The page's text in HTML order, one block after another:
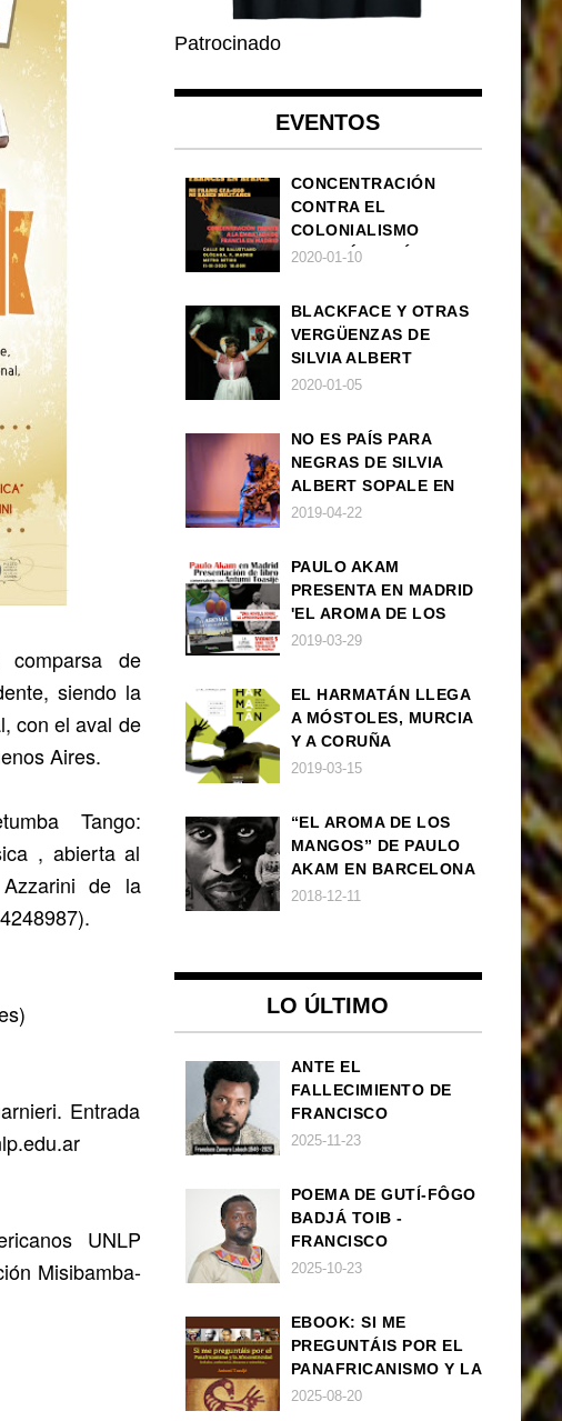
de
siendo la
con el aval de
Aires.
Tango:
, abierta al
de la
Entrada
UNLP
Misibamba-
Patrocinado
EVENTOS
CONCENTRACIÓN
CONTRA EL
COLONIALISMO
FRANCÉS EN ÁFRICA
2020-01-10
BLACKFACE Y OTRAS
VERGÜENZAS DE
SILVIA ALBERT
SOPALE EN MADRID
2020-01-05
NO ES PAÍS PARA
NEGRAS DE SILVIA
ALBERT SOPALE EN
BARCELONA
2019-04-22
PAULO AKAM
PRESENTA EN MADRID
'EL AROMA DE LOS
MANGOS', UNA
AFRODESCENDENCIA
2019-03-29
EL HARMATÁN LLEGA
A MÓSTOLES, MURCIA
Y A CORUÑA
2019-03-15
“EL AROMA DE LOS
MANGOS” DE PAULO
AKAM EN BARCELONA
2018-12-11
LO ÚLTIMO
ANTE EL
FALLECIMIENTO DE
FRANCISCO
ZAMORA LOBOCH
2025-11-23
POEMA DE GUTÍ-FÔGO
BADJÁ TOIB -
FRANCISCO
BALLOVERA ESTRADA:
2025-10-23
EBOOK: SI ME
PREGUNTÁIS POR EL
PANAFRICANISMO Y LA
AFROCENTRICIDAD
2025-08-20